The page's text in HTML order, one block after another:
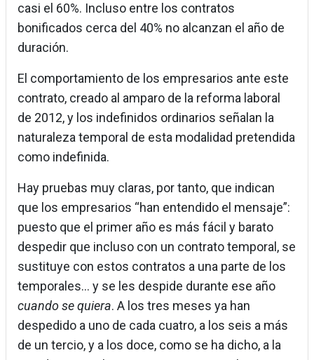
casi el 60%. Incluso entre los contratos
bonificados cerca del 40% no alcanzan el año de
duración.
El comportamiento de los empresarios ante este
contrato, creado al amparo de la reforma laboral
de 2012, y los indefinidos ordinarios señalan la
naturaleza temporal de esta modalidad pretendida
como indefinida.
Hay pruebas muy claras, por tanto, que indican
que los empresarios “han entendido el mensaje”:
puesto que el primer año es más fácil y barato
despedir que incluso con un contrato temporal, se
sustituye con estos contratos a una parte de los
temporales… y se les despide durante ese año
cuando se quiera. A los tres meses ya han
despedido a uno de cada cuatro, a los seis a más
de un tercio, y a los doce, como se ha dicho, a la